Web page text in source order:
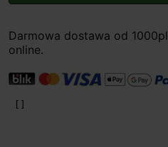
Darmowa dostawa od
online.